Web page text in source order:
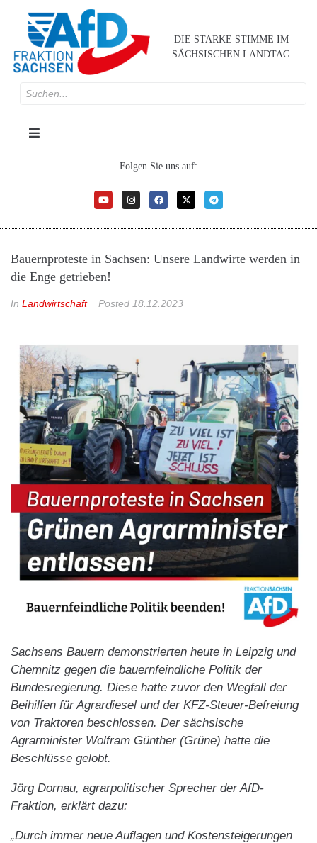
DIE STARKE STIMME IM
SÄCHSISCHEN LANDTAG
Folgen Sie uns auf:
Bauernproteste in Sachsen: Unsere Landwirte werden in
die Enge getrieben!
In Landwirtschaft Posted 18.12.2023
Sachsens Bauern demonstrierten heute in Leipzig und
Chemnitz gegen die bauernfeindliche Politik der
Bundesregierung. Diese hatte zuvor den Wegfall der
Beihilfen für Agrardiesel und der KFZ-Steuer-Befreiung
von Traktoren beschlossen. Der sächsische
Agrarminister Wolfram Günther (Grüne) hatte die
Beschlüsse gelobt.
Jörg Dornau, agrarpolitischer Sprecher der AfD-
Fraktion, erklärt dazu:
„Durch immer neue Auflagen und Kostensteigerungen